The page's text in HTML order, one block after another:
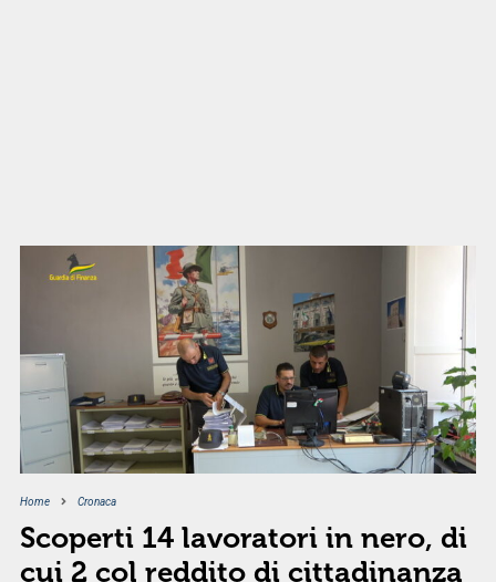
Home Cronaca
Scoperti 14 lavoratori in nero, di
cui 2 col reddito di cittadinanza